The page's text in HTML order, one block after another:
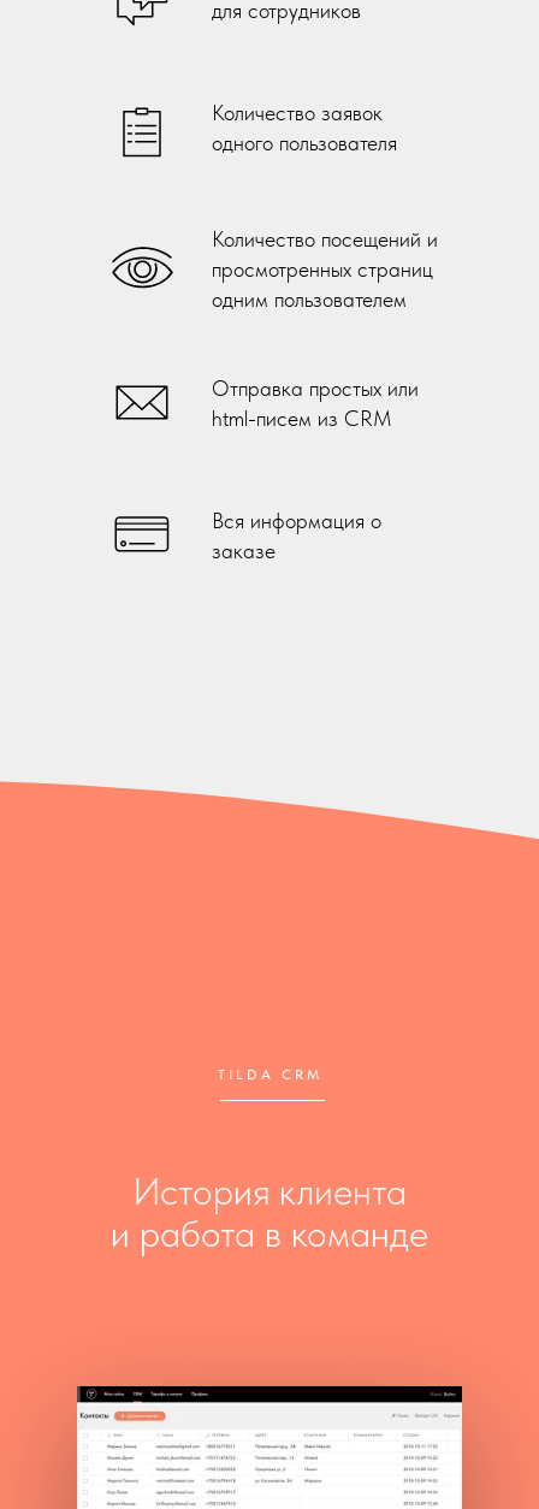
Количество посещений и
просмотренных страниц
одним пользователем
Количество заявок
одного пользователя
Отправка простых или
html-писем из CRM
для сотрудников
Вся информация о
заказе
История клиента
и работа в команде
TILDA CRM